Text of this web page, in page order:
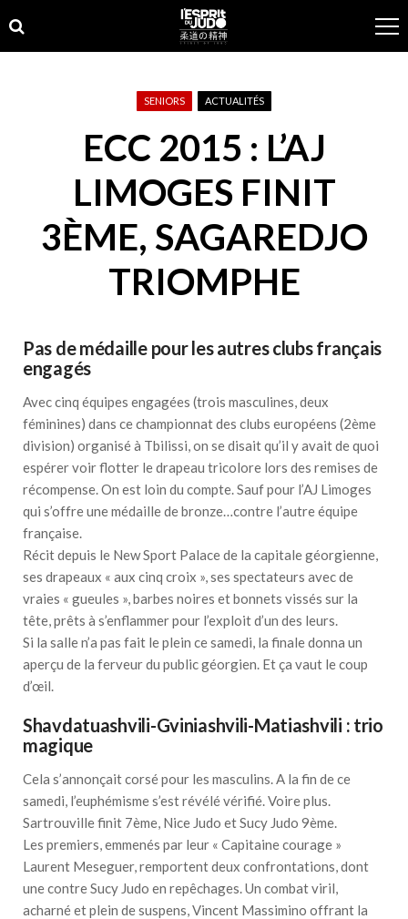
to
navigation
to
content
SENIORS ACTUALITÉS
ECC 2015 : L’AJ
LIMOGES FINIT
3ÈME, SAGAREDJO
TRIOMPHE
Pas de médaille pour les autres clubs français
engagés
Avec cinq équipes engagées (trois masculines, deux
féminines) dans ce championnat des clubs européens (2ème
division) organisé à Tbilissi, on se disait qu’il y avait de quoi
espérer voir flotter le drapeau tricolore lors des remises de
récompense. On est loin du compte. Sauf pour l’AJ Limoges
qui s’offre une médaille de bronze…contre l’autre équipe
française.
Récit depuis le New Sport Palace de la capitale géorgienne,
ses drapeaux « aux cinq croix », ses spectateurs avec de
vraies « gueules », barbes noires et bonnets vissés sur la
tête, prêts à s’enflammer pour l’exploit d’un des leurs.
Si la salle n’a pas fait le plein ce samedi, la finale donna un
aperçu de la ferveur du public géorgien. Et ça vaut le coup
d’œil.
Shavdatuashvili-Gviniashvili-Matiashvili : trio
magique
Cela s’annonçait corsé pour les masculins. A la fin de ce
samedi, l’euphémisme s’est révélé vérifié. Voire plus.
Sartrouville finit 7ème, Nice Judo et Sucy Judo 9ème.
Les premiers, emmenés par leur « Capitaine courage »
Laurent Meseguer, remportent deux confrontations, dont
une contre Sucy Judo en repêchages. Un combat viril,
acharné et plein de suspens, Vincent Massimino offrant la